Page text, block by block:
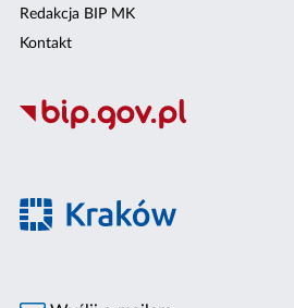
Redakcja BIP MK
Kontakt